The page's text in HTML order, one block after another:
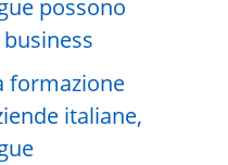
formazione
italiane,